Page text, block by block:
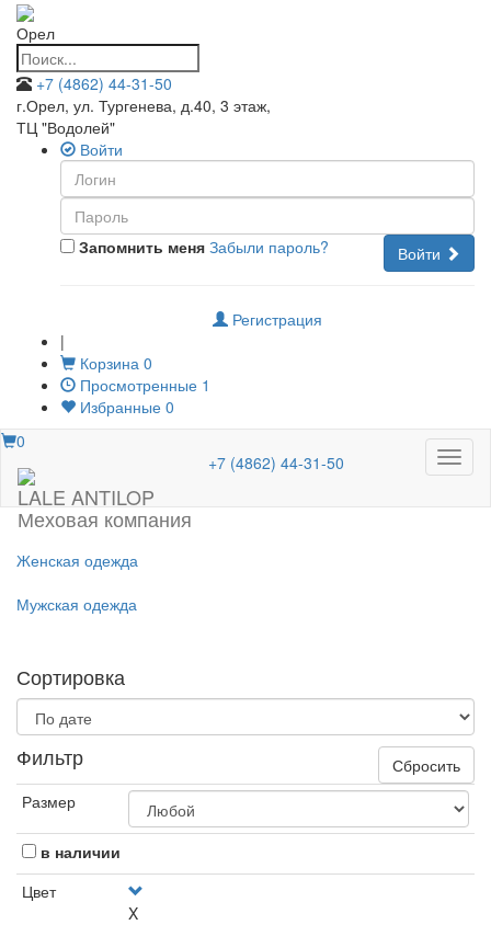
Орел
+7 (4862) 44-31-50
г.Орел, ул. Тургенева, д.40, 3 этаж,
ТЦ "Водолей"
Войти
Запомнить меня Войти
Забыли пароль?
Регистрация
|
Корзина 0
Просмотренные 1
Избранные 0
Меню
0
LALE ANTILOP
Меховая компания
+7 (4862) 44-31-50
Женская одежда
Мужская одежда
Сортировка
Фильтр
Сбросить
Размер
в наличии
Цвет
X